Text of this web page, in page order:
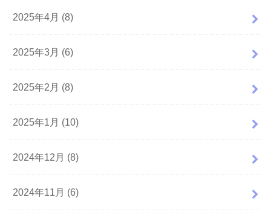
2025年4月 (8)
2025年3月 (6)
2025年2月 (8)
2025年1月 (10)
2024年12月 (8)
2024年11月 (6)